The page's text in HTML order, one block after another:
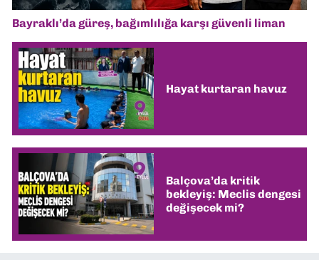
Bayraklı’da güreş, bağımlılığa karşı güvenli liman
Hayat kurtaran havuz
Balçova’da kritik
bekleyiş: Meclis dengesi
değişecek mi?